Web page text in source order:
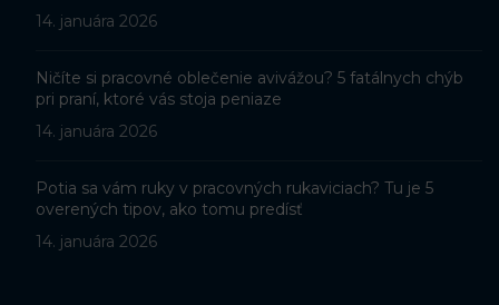
14. januára 2026
Ničíte si pracovné oblečenie avivážou? 5 fatálnych chýb
pri praní, ktoré vás stoja peniaze
14. januára 2026
Potia sa vám ruky v pracovných rukaviciach? Tu je 5
overených tipov, ako tomu predísť
14. januára 2026